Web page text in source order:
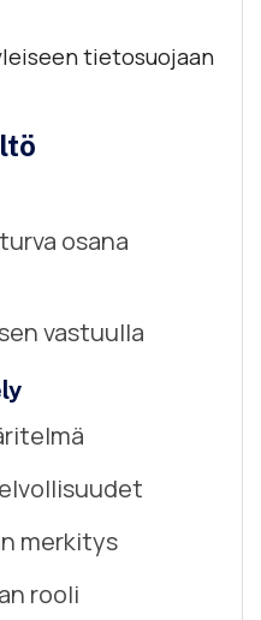
tietosuojaan
osana
vastuulla
merkitys
rooli